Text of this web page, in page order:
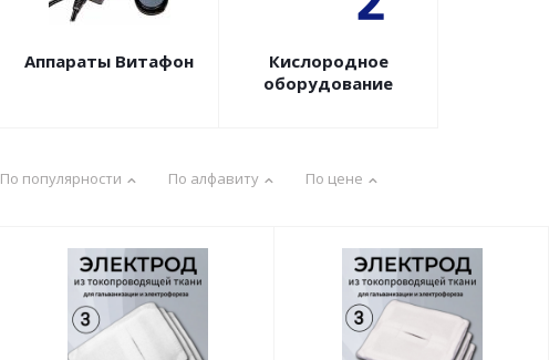
Аппараты Витафон
Кислородное
оборудование
По популярности По алфавиту По цене